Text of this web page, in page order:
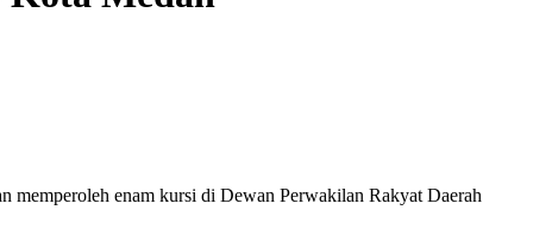
enam kursi di Dewan Perwakilan Rakyat Daerah